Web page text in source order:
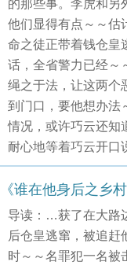
的那些事。李虎和另
他们显得有点～～估
命之徒正带着钱仓皇
话，全省警力已经～
绳之于法，让这两个
到门口，要他想办法
情况，或许巧云还知
耐心地等着巧云开口
《谁在他身后之乡
导读：…获了在大路
后仓皇逃窜，被追赶
时～～名罪犯一名被